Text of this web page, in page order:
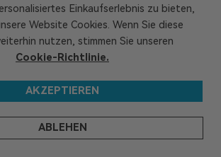
GeekBook X14 Pro
14-Zoll Laptop | U5-125U |
U9-185H
Kommentar
wird nicht veröffentlicht. Erforderliche
Einkaufserlebnis zu bieten,
Website Cookies. Wenn Sie diese
nutzen, stimmen Sie unseren
Cookie-Richtlinie.
AKZEPTIEREN
ABLEHEN